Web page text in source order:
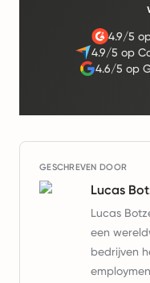
4.9/5
4.9/5 op
4.6/5 op
GESCHREVEN DOOR
Lucas
Lucas
een
bedrijven